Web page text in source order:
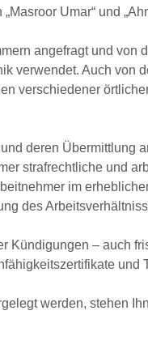
Umar“ und
angefragt und von
verwendet. Auch von
verschiedener
deren Übermittlung
strafrechtliche und
im
des
Kündigungen – auch
und
werden, stehen